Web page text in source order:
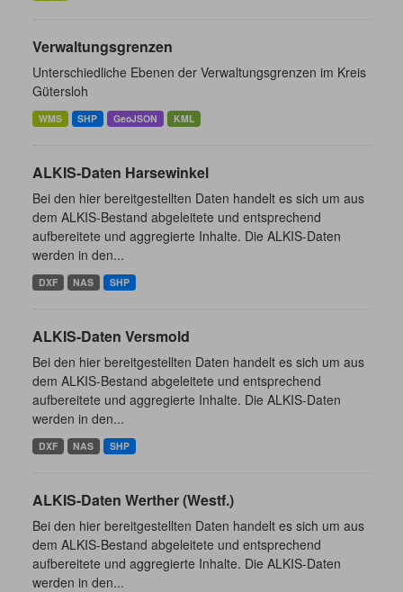
Verwaltungsgrenzen
Unterschiedliche Ebenen der Verwaltungsgrenzen im Kreis
Gütersloh
WMS SHP GeoJSON KML
ALKIS-Daten Harsewinkel
Bei den hier bereitgestellten Daten handelt es sich um aus
dem ALKIS-Bestand abgeleitete und entsprechend
aufbereitete und aggregierte Inhalte. Die ALKIS-Daten
werden in den...
DXF NAS SHP
ALKIS-Daten Versmold
Bei den hier bereitgestellten Daten handelt es sich um aus
dem ALKIS-Bestand abgeleitete und entsprechend
aufbereitete und aggregierte Inhalte. Die ALKIS-Daten
werden in den...
DXF NAS SHP
ALKIS-Daten Werther (Westf.)
Bei den hier bereitgestellten Daten handelt es sich um aus
dem ALKIS-Bestand abgeleitete und entsprechend
aufbereitete und aggregierte Inhalte. Die ALKIS-Daten
werden in den...